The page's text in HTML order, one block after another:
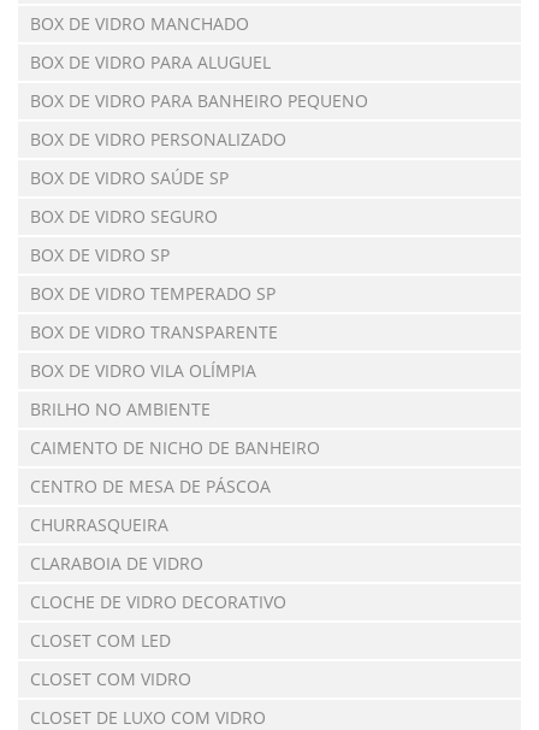
BOX DE VIDRO MANCHADO
BOX DE VIDRO PARA ALUGUEL
BOX DE VIDRO PARA BANHEIRO PEQUENO
BOX DE VIDRO PERSONALIZADO
BOX DE VIDRO SAÚDE SP
BOX DE VIDRO SEGURO
BOX DE VIDRO SP
BOX DE VIDRO TEMPERADO SP
BOX DE VIDRO TRANSPARENTE
BOX DE VIDRO VILA OLÍMPIA
BRILHO NO AMBIENTE
CAIMENTO DE NICHO DE BANHEIRO
CENTRO DE MESA DE PÁSCOA
CHURRASQUEIRA
CLARABOIA DE VIDRO
CLOCHE DE VIDRO DECORATIVO
CLOSET COM LED
CLOSET COM VIDRO
CLOSET DE LUXO COM VIDRO